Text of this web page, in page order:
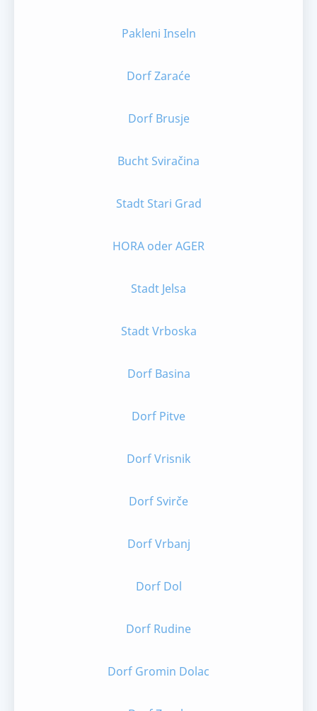
Pakleni Inseln
Dorf Zaraće
Dorf Brusje
Bucht Sviračina
Stadt Stari Grad
HORA oder AGER
Stadt Jelsa
Stadt Vrboska
Dorf Basina
Dorf Pitve
Dorf Vrisnik
Dorf Svirče
Dorf Vrbanj
Dorf Dol
Dorf Rudine
Dorf Gromin Dolac